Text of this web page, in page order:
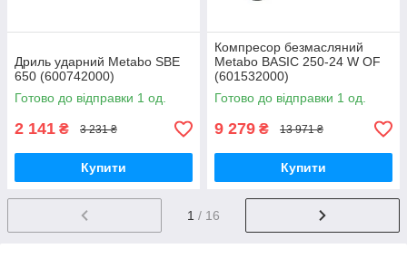
Дриль ударний Metabo SBE
650 (600742000)
Готово до відправки 1 од.
2 141 ₴ 3 231 ₴
Купити
Компресор безмасляний
Metabo BASIC 250-24 W OF
(601532000)
Готово до відправки 1 од.
9 279 ₴ 13 971 ₴
Купити
1 / 16